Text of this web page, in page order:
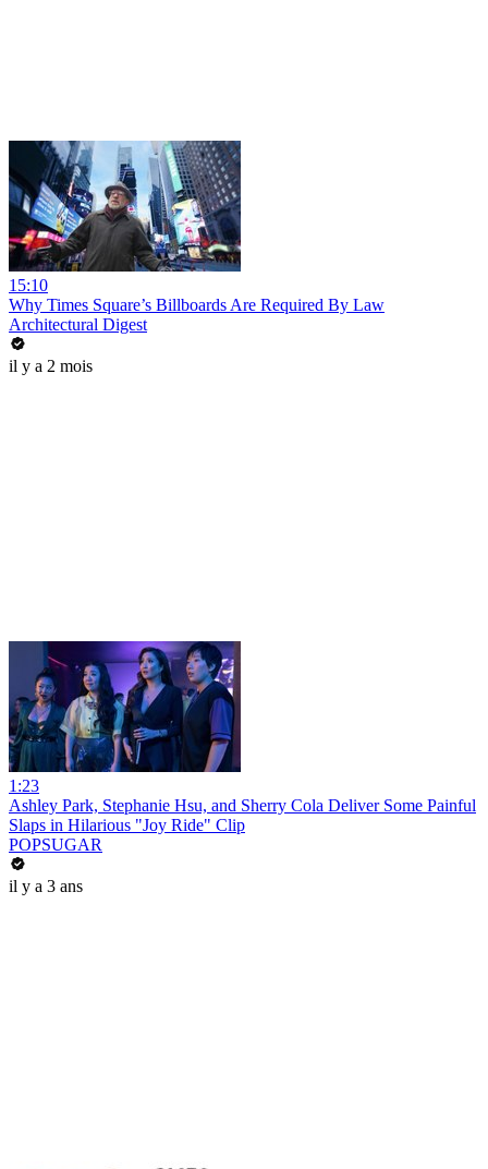
15:10
Why Times Square’s Billboards Are Required By Law
Architectural Digest
il y a 2 mois
1:23
Ashley Park, Stephanie Hsu, and Sherry Cola Deliver Some Painful
Slaps in Hilarious "Joy Ride" Clip
POPSUGAR
il y a 3 ans